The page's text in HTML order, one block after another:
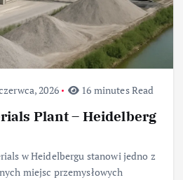
2026 16 minutes Read
Plant – Heidelberg
w Heidelbergu stanowi jedno z
miejsc przemysłowych